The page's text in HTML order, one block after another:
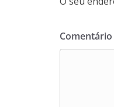
Comentário